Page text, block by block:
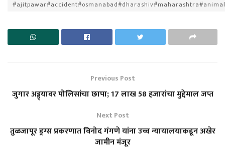
Previous Post
जुगार अड्ड्यावर पोलिसांचा छापा; 17 लाख 58 हजारांचा मुद्देमाल जप्त
Next Post
तुळजापूर ड्रग्स प्रकरणात विनोद गंगणे यांना उच्च न्यायालयाकडून अखेर
जामीन मंजूर